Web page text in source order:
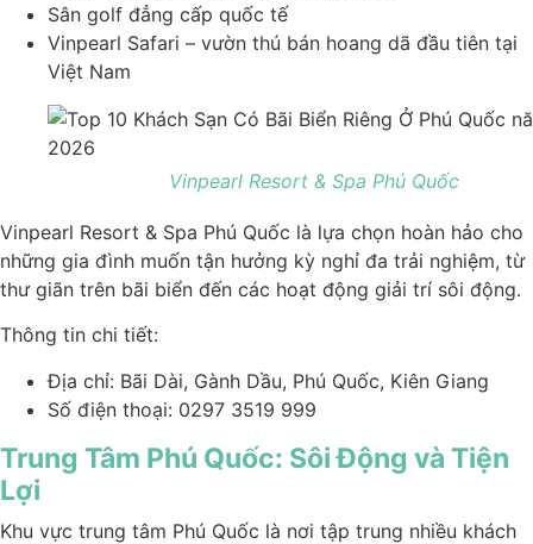
Sân golf đẳng cấp quốc tế
Vinpearl Safari – vườn thú bán hoang dã đầu tiên tại
Việt Nam
Vinpearl Resort & Spa Phú Quốc
Vinpearl Resort & Spa Phú Quốc là lựa chọn hoàn hảo cho
những gia đình muốn tận hưởng kỳ nghỉ đa trải nghiệm, từ
thư giãn trên bãi biển đến các hoạt động giải trí sôi động.
Thông tin chi tiết:
Địa chỉ: Bãi Dài, Gành Dầu, Phú Quốc, Kiên Giang
Số điện thoại: 0297 3519 999
Trung Tâm Phú Quốc: Sôi Động và Tiện
Lợi
Khu vực trung tâm Phú Quốc là nơi tập trung nhiều khách